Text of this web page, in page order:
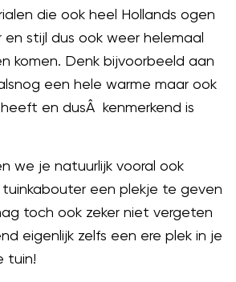
die ook heel Hollands ogen
en stijl dus ook weer helemaal
komen. Denk bijvoorbeeld aan
een hele warme maar ook
en dusÂ kenmerkend is
we je natuurlijk vooral ook
een plekje te geven
toch ook zeker niet vergeten
eigenlijk zelfs een ere plek in je
tuin!